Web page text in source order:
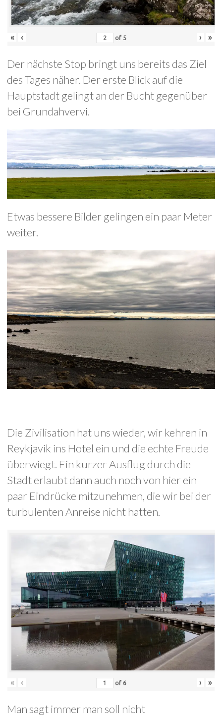
« ‹ of 5 › »
Der nächste Stop bringt uns bereits das Ziel
des Tages näher. Der erste Blick auf die
Hauptstadt gelingt an der Bucht gegenüber
bei Grundahvervi.
Etwas bessere Bilder gelingen ein paar Meter
weiter.
Die Zivilisation hat uns wieder, wir kehren in
Reykjavik ins Hotel ein und die echte Freude
überwiegt. Ein kurzer Ausflug durch die
Stadt erlaubt dann auch noch von hier ein
paar Eindrücke mitzunehmen, die wir bei der
turbulenten Anreise nicht hatten.
« ‹ of 6 › »
Man sagt immer man soll nicht